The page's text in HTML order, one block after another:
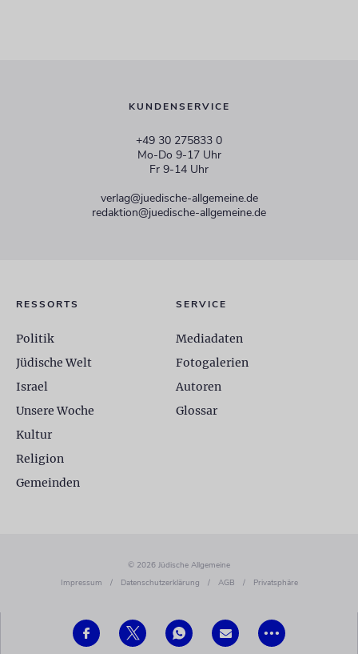
•••
KUNDENSERVICE
+49 30 275833 0
Mo-Do 9-17 Uhr
Fr 9-14 Uhr
verlag@juedische-allgemeine.de
redaktion@juedische-allgemeine.de
RESSORTS
Politik
Jüdische Welt
Israel
Unsere Woche
Kultur
Religion
Gemeinden
SERVICE
Mediadaten
Fotogalerien
Autoren
Glossar
© 2026 Jüdische Allgemeine
Impressum
/ Datenschutzerklärung / AGB / Privatsphäre